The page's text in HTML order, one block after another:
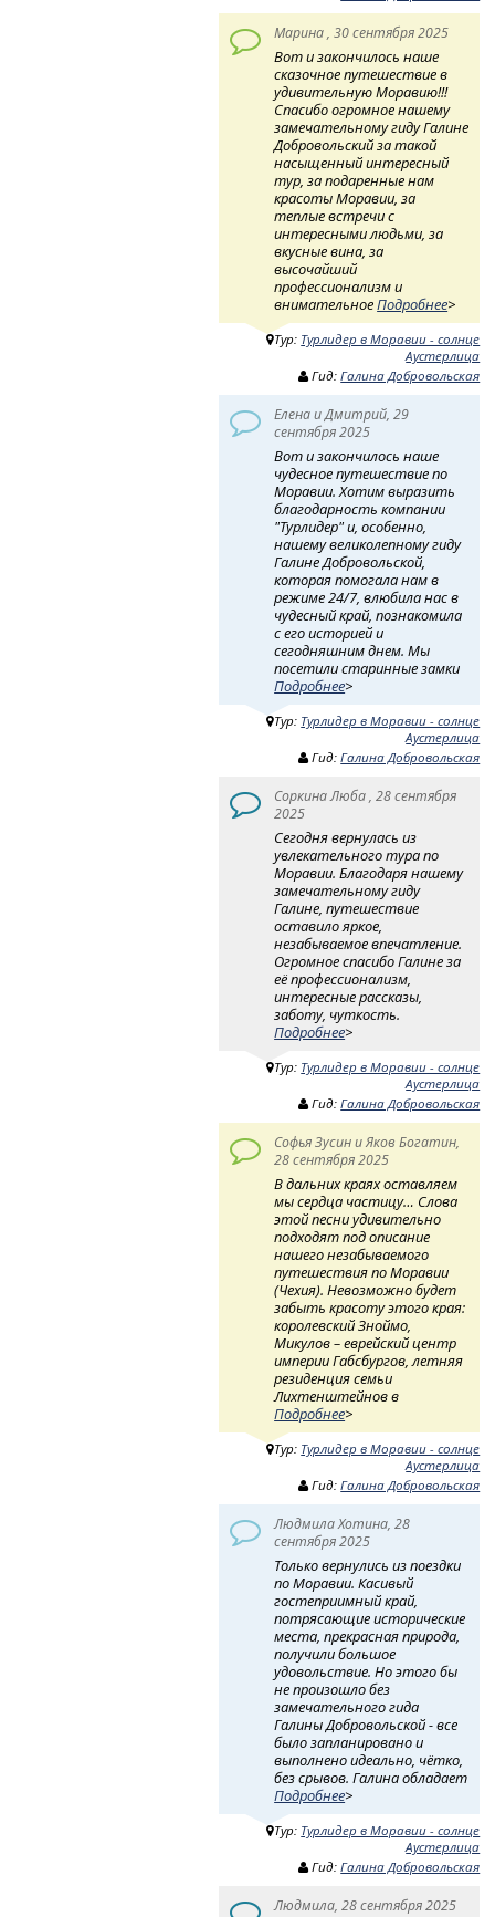
Марина , 30 сентября 2025
Вот и закончилось наше
сказочное путешествие в
удивительную Моравию!!!
Спасибо огромное нашему
замечательному гиду Галине
Добровольский за такой
насыщенный интересный
тур, за подаренные нам
красоты Моравии, за
теплые встречи с
интересными людьми, за
вкусные вина, за
высочайший
профессионализм и
внимательноеПодробнее>
Тур: Турлидер в Моравии - солнце
Аустерлица
Гид:Галина Добровольская
Елена и Дмитрий, 29
сентября 2025
Вот и закончилось наше
чудесное путешествие по
Моравии. Хотим выразить
благодарность компании
"Турлидер" и, особенно,
нашему великолепному гиду
Галине Добровольской,
которая помогала нам в
режиме 24/7, влюбила нас в
чудесный край, познакомила
с его историей и
сегодняшним днем. Мы
посетили старинные замки
Подробнее>
Тур: Турлидер в Моравии - солнце
Аустерлица
Гид:Галина Добровольская
Соркина Люба , 28 сентября
2025
Сегодня вернулась из
увлекательного тура по
Моравии. Благодаря нашему
замечательному гиду
Галине, путешествие
оставило яркое,
незабываемое впечатление.
Огромное спасибо Галине за
её профессионализм,
интересные рассказы,
заботу, чуткость.
Подробнее>
Тур: Турлидер в Моравии - солнце
Аустерлица
Гид:Галина Добровольская
Софья Зусин и Яков Богатин,
28 сентября 2025
В дальних краях оставляем
мы сердца частицу… Слова
этой песни удивительно
подходят под описание
нашего незабываемого
путешествия по Моравии
(Чехия). Невозможно будет
забыть красоту этого края:
королевский Зноймо,
Микулов – еврейский центр
империи Габсбургов, летняя
резиденция семьи
Лихтенштейнов в
Подробнее>
Тур: Турлидер в Моравии - солнце
Аустерлица
Гид:Галина Добровольская
Людмила Хотина, 28
сентября 2025
Только вернулись из поездки
по Моравии. Касивый
гостеприимный край,
потрясающие исторические
места, прекрасная природа,
получили большое
удовольствие. Но этого бы
не произошло без
замечательного гида
Галины Добровольской - все
было запланировано и
выполнено идеально, чётко,
без срывов. Галина обладает
Подробнее>
Тур: Турлидер в Моравии - солнце
Аустерлица
Гид:Галина Добровольская
Людмила, 28 сентября 2025